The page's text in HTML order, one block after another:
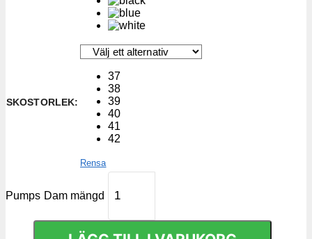
SKOSTORLEK:
37
38
39
40
41
42
Rensa
Pumps Dam mängd